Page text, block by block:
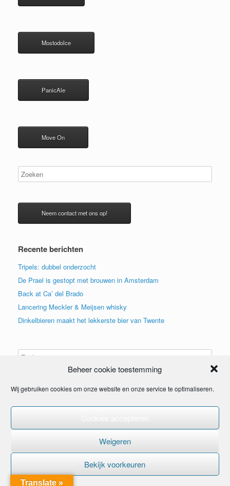
Beheer cookie toestemming
Wij gebruiken cookies om onze website en onze service te optimaliseren.
Weigeren
Bekijk voorkeuren
Mostodolce
PanicAle
Move On
Neem contact met ons op!
Recente berichten
Tripels: dubbel onderzocht
De Prael is gestopt met brouwen in Amsterdam
Back at Ca’ del Brado
Lancering Meckler & Meijsen whisky
Dinkelbieren maakt het lekkerste bier van Twente
Translate »